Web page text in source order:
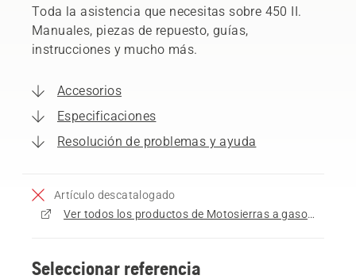
Toda la asistencia que necesitas sobre 450 II.
Manuales, piezas de repuesto, guías,
instrucciones y mucho más.
Accesorios
Especificaciones
Resolución de problemas y ayuda
Artículo descatalogado
Ver todos los productos de Motosierras a gasolina a la venta
Seleccionar referencia